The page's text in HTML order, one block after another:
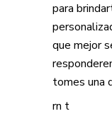
para
que mejor
tomes una
rn t